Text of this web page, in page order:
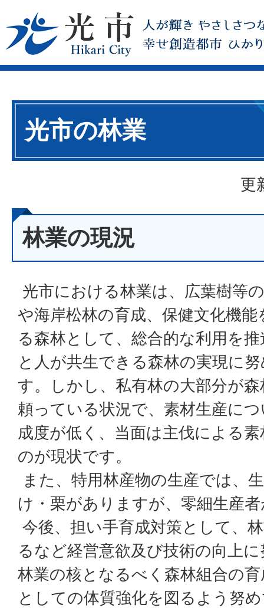
光市の林業
更
林業の現況
光市における林業は、広葉樹等
や海岸松林の育成、保健文化機能
る森林として、総合的な利用を
と人が共生できる森林の実現に
す。しかし、私有林の大部分が
頼っている状況で、素材生産に
成度が低く、当面は主伐による
のが現状です。
また、特用林産物の生産では、
け・栗がありますが、零細生産
今後、担い手育成対策として、
るなど経営意欲及び技術の向上
林業の核となるべく森林組合の
としての体質強化を図るよう努